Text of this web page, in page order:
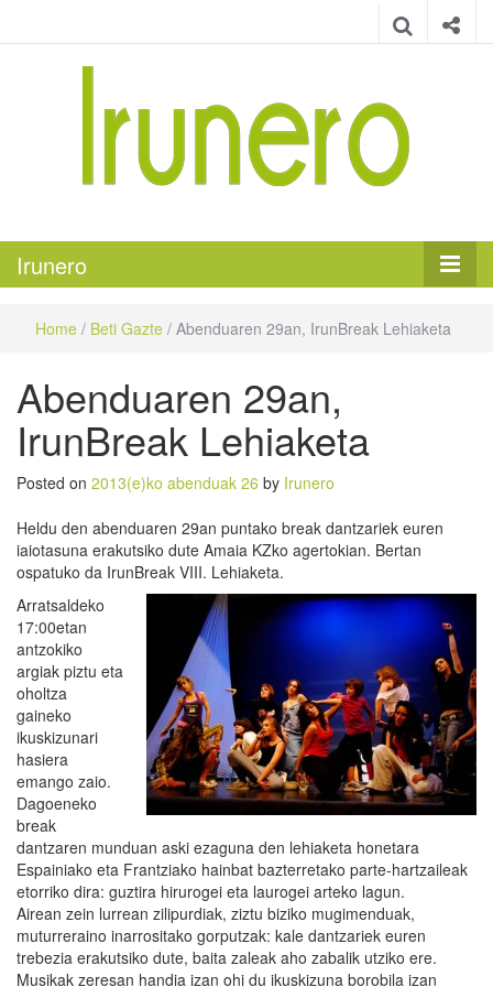
Irunero
Home / Beti Gazte / Abenduaren 29an, IrunBreak Lehiaketa
Abenduaren 29an,
IrunBreak Lehiaketa
Posted on 2013(e)ko abenduak 26 by Irunero
Heldu den abenduaren 29an puntako break dantzariek euren
iaiotasuna erakutsiko dute Amaia KZko agertokian. Bertan
ospatuko da IrunBreak VIII. Lehiaketa.
Arratsaldeko
17:00etan
antzokiko
argiak piztu eta
oholtza
gaineko
ikuskizunari
hasiera
emango zaio.
Dagoeneko
break
dantzaren munduan aski ezaguna den lehiaketa honetara
Espainiako eta Frantziako hainbat bazterretako parte-hartzaileak
etorriko dira: guztira hirurogei eta laurogei arteko lagun.
Airean zein lurrean zilipurdiak, ziztu biziko mugimenduak,
muturreraino inarrositako gorputzak: kale dantzariek euren
trebezia erakutsiko dute, baita zaleak aho zabalik utziko ere.
Musikak zeresan handia izan ohi du ikuskizuna borobila izan